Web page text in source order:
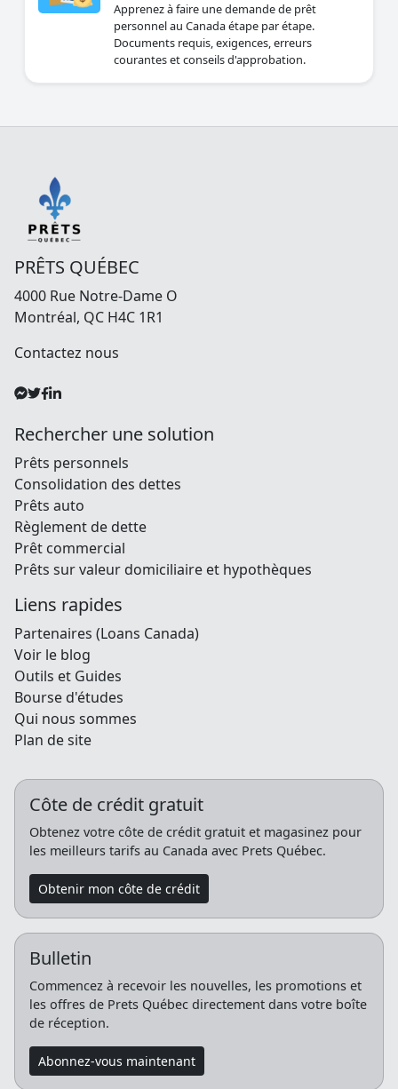
Apprenez à faire une demande de prêt
personnel au Canada étape par étape.
Documents requis, exigences, erreurs
courantes et conseils d'approbation.
PRÊTS QUÉBEC
4000 Rue Notre-Dame O
Montréal, QC H4C 1R1
Contactez nous
Rechercher une solution
Prêts personnels
Consolidation des dettes
Prêts auto
Règlement de dette
Prêt commercial
Prêts sur valeur domiciliaire et hypothèques
Liens rapides
Partenaires (Loans Canada)
Voir le blog
Outils et Guides
Bourse d'études
Qui nous sommes
Plan de site
Côte de crédit gratuit
Obtenez votre côte de crédit gratuit et magasinez pour
les meilleurs tarifs au Canada avec Prets Québec.
Obtenir mon côte de crédit
Bulletin
Commencez à recevoir les nouvelles, les promotions et
les offres de Prets Québec directement dans votre boîte
de réception.
Abonnez-vous maintenant